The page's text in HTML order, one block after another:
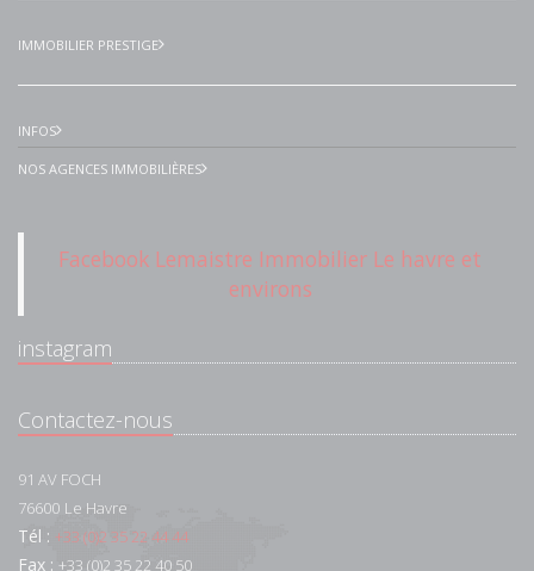
IMMOBILIER PRESTIGE
INFOS
NOS AGENCES IMMOBILIÈRES
Facebook Lemaistre Immobilier Le havre et
environs
instagram
Contactez-nous
91 AV FOCH
76600 Le Havre
Tél : +33 (0)2 35 22 44 44
Fax : +33 (0)2 35 22 40 50